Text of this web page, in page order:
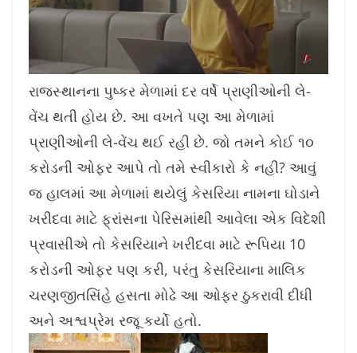
n
m
u
t
o
d
e
:
1
.
7
રાજસ્થાનના પુષ્કર મેળામાં દર વર્ષે પ્રાણીઓની લે-
વેંચ થતી હોય છે. આ વખતે પણ આ મેળામાં
પ્રાણીઓની લે-વેંચ થઈ રહી છે. જો તમને કોઈ ૧૦
કરોડની ઓફર આપે તો તમે સ્વીકારો કે નહી? આવું
જ હાલમાં આ મેળામાં થયેલું કેસરિયા નામના ઘોડાને
ખરીદવા માટે ફ્રાંસના પેરિસમાંથી આવેલા એક વિદેશી
પ્રવાસીએ તો કેસરિયાને ખરીદવા માટે રૂપિયા 10
કરોડની ઓફર પણ કરી, પરંતુ કેસરિયાના માલિક
ચરણજીતસિંહે હસતા મોઢે આ ઓફર ઠુકરાવી દીધી
અને અશ્વપ્રેમ રજૂ કર્યો હતો.